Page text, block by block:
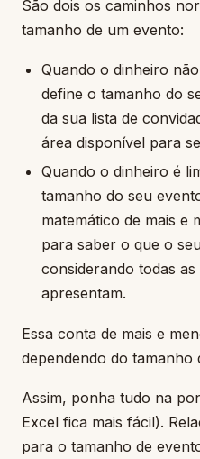
São dois os caminhos
tamanho de um evento:
Quando o dinheiro
define o tamanho do
da sua lista de
área disponível para
Quando o dinheiro é
tamanho do seu
matemático de mais e
para saber o que o
considerando todas as
apresentam.
Essa conta de mais e
dependendo do tamanho
Assim, ponha tudo na
Excel fica mais fácil).
para o tamanho de